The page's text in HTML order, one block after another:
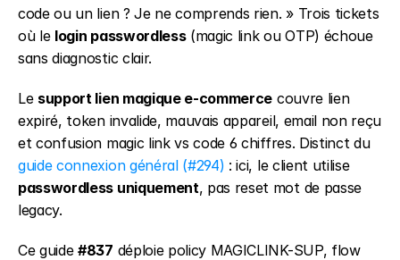
code ou un lien ? Je ne comprends rien. » Trois tickets
où le login passwordless (magic link ou OTP) échoue
sans diagnostic clair.
Le support lien magique e-commerce couvre lien
expiré, token invalide, mauvais appareil, email non reçu
et confusion magic link vs code 6 chiffres. Distinct du
guide connexion général (#294)
: ici, le client utilise
passwordless uniquement, pas reset mot de passe
legacy.
Ce guide #837 déploie policy MAGICLINK-SUP, flow